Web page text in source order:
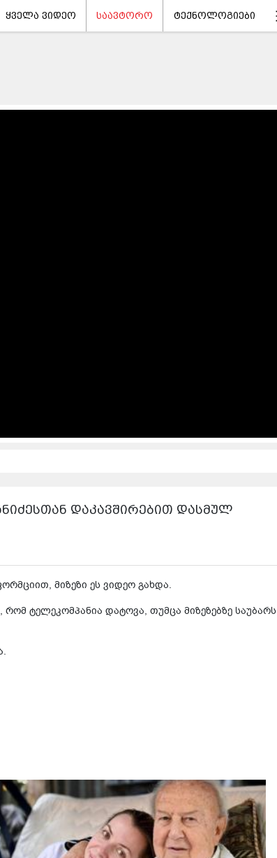
ყველა ვიდეო საავტორო ტექნოლოგიები
დაკავშირებით დასმულ
მიზეზი ეს ვიდეო გახდა.
ტელეკომპანია დატოვა, თუმცა მიზეზებზე საუბარს